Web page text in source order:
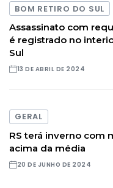
BOM RETIRO DO SUL
Assassinato com
é registrado no
Sul
13 DE ABRIL DE 2024
GERAL
RS terá inverno com
acima da média
20 DE JUNHO DE 2024